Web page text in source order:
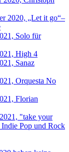
2020, „Let it go“–
Solo für
High 4
Sanaz
Orquesta No
Florian
"take your
Pop und Rock